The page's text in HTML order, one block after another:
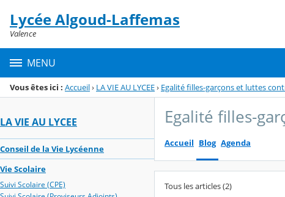
Menu de la rubrique
Contenu
Lycée Algoud-Laffemas
Valence
MENU
Vous êtes ici : Accueil› LA VIE AU LYCEE› Egalité filles-garçons et luttes
LA VIE AU LYCEE
Conseil de la Vie Lycéenne
Vie Scolaire
Suivi Scolaire (CPE)
Egalité filles-
Accueil Blog Agenda
Tous les articles (2)